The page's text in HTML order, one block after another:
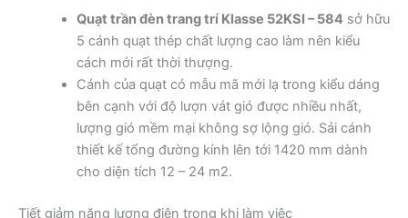
Quạt trần đèn trang trí Klasse 52KSI – 584sở hữu
5 cánh quạt thép chất lượng cao làm nên kiểu
cách mới rất thời thượng.
Cánh của quạt có mẫu mã mới lạ trong kiểu dáng
bên cạnh với độ lượn vát gió được nhiều nhất,
lượng gió mềm mại không sợ lộng gió. Sải cánh
thiết kế tổng đường kính lên tới 1420 mm dành
cho diện tích 12 – 24 m2.
Tiết giảm năng lượng điện trong khi làm việc